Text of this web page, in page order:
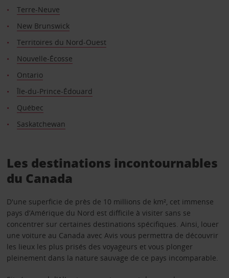
Terre-Neuve
New Brunswick
Territoires du Nord-Ouest
Nouvelle-Écosse
Ontario
Île-du-Prince-Édouard
Québec
Saskatchewan
Les destinations incontournables
du Canada
D'une superficie de près de 10 millions de km², cet immense
pays d’Amérique du Nord est difficile à visiter sans se
concentrer sur certaines destinations spécifiques. Ainsi, louer
une voiture au Canada avec Avis vous permettra de découvrir
les lieux les plus prisés des voyageurs et vous plonger
pleinement dans la nature sauvage de ce pays incomparable.